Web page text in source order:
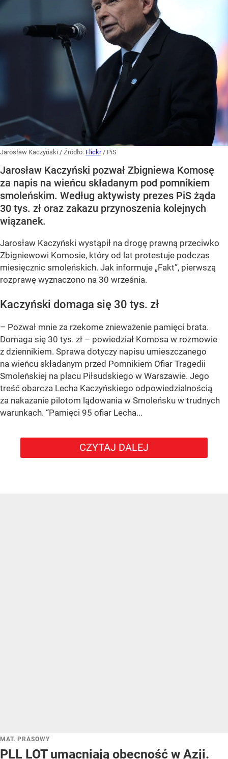
Jarosław Kaczyński / Źródło: Flickr / PiS
Jarosław Kaczyński pozwał Zbigniewa Komosę
za napis na wieńcu składanym pod pomnikiem
smoleńskim. Według aktywisty prezes PiS żąda
30 tys. zł oraz zakazu przynoszenia kolejnych
wiązanek.
Jarosław Kaczyński wystąpił na drogę prawną przeciwko
Zbigniewowi Komosie, który od lat protestuje podczas
miesięcznic smoleńskich. Jak informuje „Fakt”, pierwszą
rozprawę wyznaczono na 30 września.
Kaczyński domaga się 30 tys. zł
– Pozwał mnie za rzekome znieważenie pamięci brata.
Domaga się 30 tys. zł – powiedział Komosa w rozmowie
z dziennikiem. Sprawa dotyczy napisu umieszczanego
na wieńcu składanym przed Pomnikiem Ofiar Tragedii
Smoleńskiej na placu Piłsudskiego w Warszawie. Jego
treść obarcza Lecha Kaczyńskiego odpowiedzialnością
za nakazanie pilotom lądowania w Smoleńsku w trudnych
warunkach. “Pamięci 95 ofiar Lecha...
CZYTAJ DALEJ
MAT. PRASOWY
PLL LOT umacniają obecność w Azji.